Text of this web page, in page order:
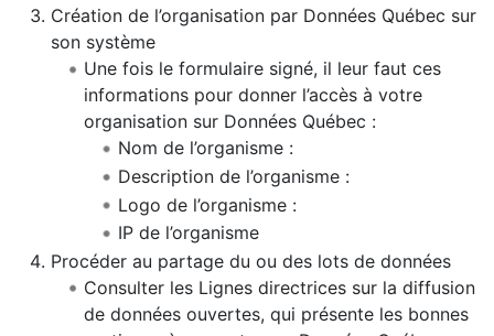
Création de l’organisation par Données Québec sur
son système
Une fois le formulaire signé, il leur faut ces
informations pour donner l’accès à votre
organisation sur Données Québec :
Nom de l’organisme :
Description de l’organisme :
Logo de l’organisme :
IP de l’organisme
Procéder au partage du ou des lots de données
Consulter les Lignes directrices sur la diffusion
de données ouvertes, qui présente les bonnes